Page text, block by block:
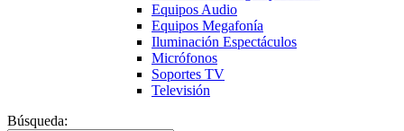
Equipos Audio
Equipos Megafonía
Iluminación Espectáculos
Micrófonos
Soportes TV
Televisión
Búsqueda: